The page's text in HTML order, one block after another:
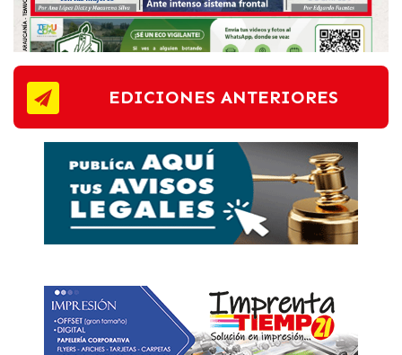
EDICIONES ANTERIORES